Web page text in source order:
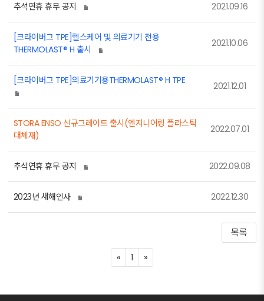
추석연휴 휴무 공지 2021.09.16
[크라이버그 TPE]헬스케어 및 의료기기 전용
THERMOLAST® H 출시
2021.10.06
[크라이버그 TPE]의료기기용THERMOLAST® H TPE 2021.12.01
STORA ENSO 신규그레이드 출시(엔지니어링 플라스틱
대체재)
2022.07.01
추석연휴 휴무 공지 2022.09.08
2023년 새해인사 2022.12.30
목록
«P
r
v
1 »N
e
t